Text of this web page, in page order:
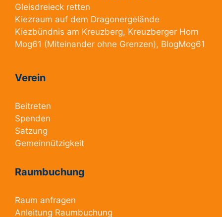
Gleisdreieck retten
Kiezraum auf dem Dragonergelände
Kiezbündnis am Kreuzberg, Kreuzberger Horn
Mog61 (Miteinander ohne Grenzen), BlogMog61
Verein
Beitreten
Spenden
Satzung
Gemeinnützigkeit
Raumbuchung
Raum anfragen
Anleitung Raumbuchung